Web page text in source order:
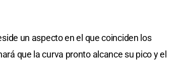
un aspecto en el que coinciden los
que la curva pronto alcance su pico y el